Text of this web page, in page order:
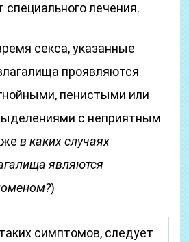
лечения.
секса, указанные
проявляются
пенистыми или
с неприятным
в каких случаях
являются
)
симптомов, следует